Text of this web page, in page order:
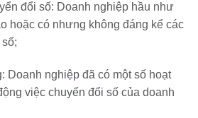
đổi số: Doanh nghiệp hầu như
hoặc có nhưng không đáng kể các
Doanh nghiệp đã có một số hoạt
việc chuyển đổi số của doanh